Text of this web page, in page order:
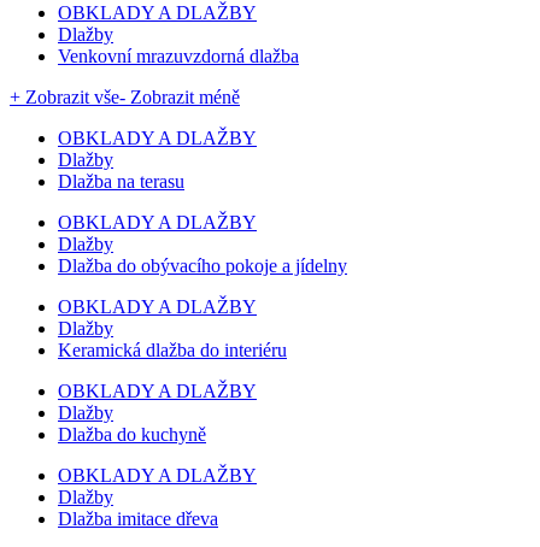
OBKLADY A DLAŽBY
Dlažby
Venkovní mrazuvzdorná dlažba
+ Zobrazit vše- Zobrazit méně
OBKLADY A DLAŽBY
Dlažby
Dlažba na terasu
OBKLADY A DLAŽBY
Dlažby
Dlažba do obývacího pokoje a jídelny
OBKLADY A DLAŽBY
Dlažby
Keramická dlažba do interiéru
OBKLADY A DLAŽBY
Dlažby
Dlažba do kuchyně
OBKLADY A DLAŽBY
Dlažby
Dlažba imitace dřeva